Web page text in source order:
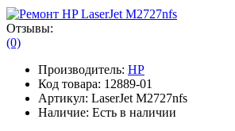
Отзывы:
(0)
Производитель: HP
Код товара: 12889-01
Артикул: LaserJet M2727nfs
Наличие: Есть в наличии